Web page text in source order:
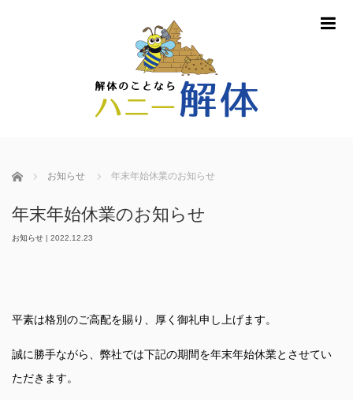
ホーム お知らせ 年末年始休業のお知らせ
年末年始休業のお知らせ
お知らせ | 2022.12.23
平素は格別のご高配を賜り、厚く御礼申し上げます。
誠に勝手ながら、弊社では下記の期間を年末年始休業とさせてい
ただきます。